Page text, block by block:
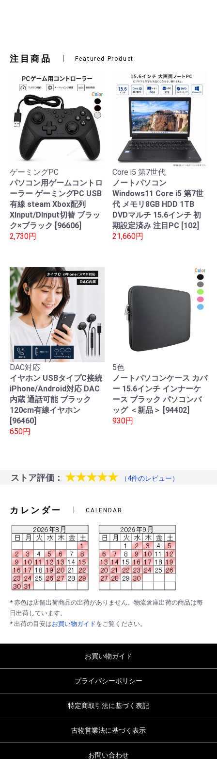
注目商品 Featured Product
ゲーミングPC
パソコン用ゲームコントロ
ーラー ゲーミングPC USB
有線 steam Xbox配列
XInput/DInput切替 ブラッ
ク×ブラック [96606]
2,730円
Core i5 第7世代
ノートパソコン
Windows11 Core i5 第7世
代 メモリ8GB HDD 1TB
DVDマルチ 15.6インチ 初
期設定済み 注目PC [102]
21,660円
DAC対応
イヤホン USBタイプC接続
iPhone/Android対応 DAC
内蔵 通話可能 ブラック
120cm有線イヤホン
[96460]
650円
5色
ノートパソコンケース カバ
ー 15.6インチ インナーケ
ース ブラック パソコンバ
ッグ ＜新品＞ [94402]
930円
ストア評価： ★★★★★ （4件のレビュー）
カレンダー CALENDAR
* 赤色は店舗出荷商品の出荷がありません。物流倉庫出荷の商品は毎
日出荷しています。
* 出荷の目安はお買い物ガイドをご覧ください。
お買い物ガイド
プライバシーポリシー
特定商取引法に基づく表記
古物営業法に基づく表示
お問い合わせ